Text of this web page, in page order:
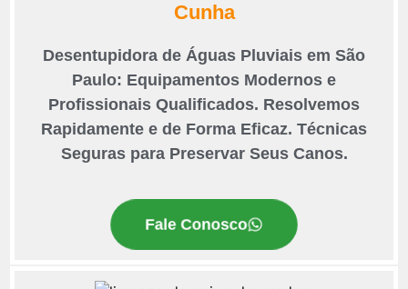
Cunha
Desentupidora de Águas Pluviais em São
Paulo: Equipamentos Modernos e
Profissionais Qualificados. Resolvemos
Rapidamente e de Forma Eficaz. Técnicas
Seguras para Preservar Seus Canos.
Fale Conosco